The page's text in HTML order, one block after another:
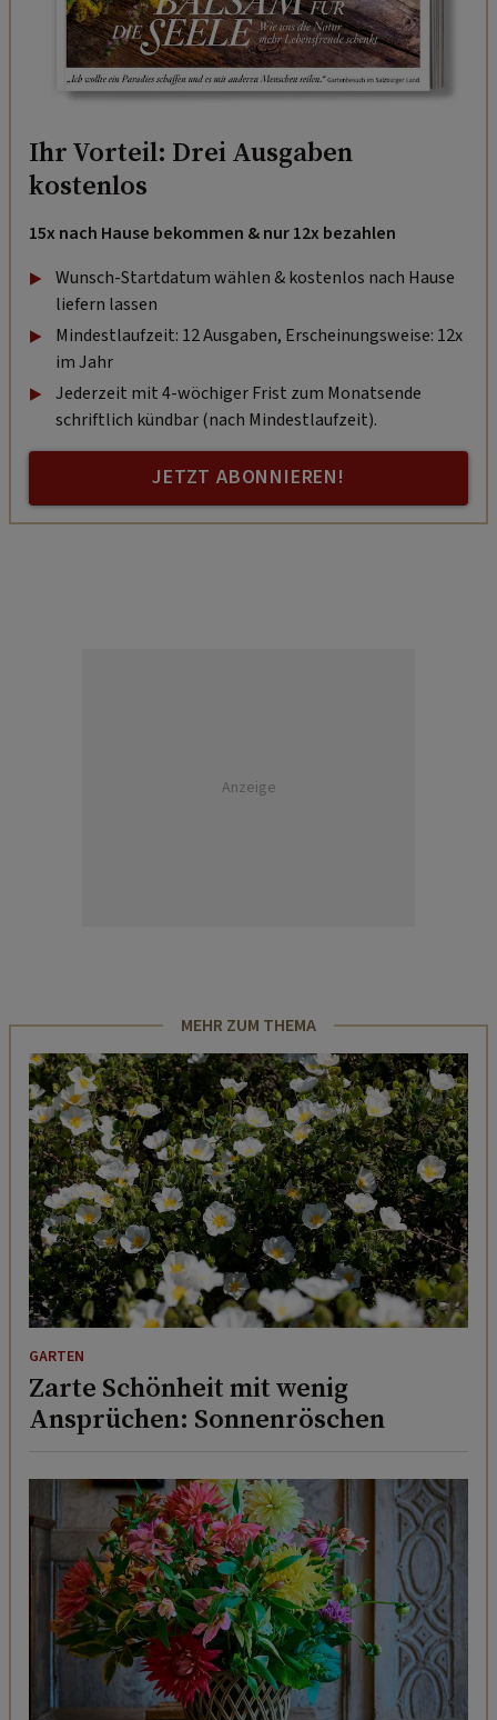
Ihr Vorteil: Drei Ausgaben
kostenlos
15x nach Hause bekommen & nur 12x bezahlen
Wunsch-Startdatum wählen & kostenlos nach Hause
liefern lassen
Mindestlaufzeit: 12 Ausgaben, Erscheinungsweise: 12x
im Jahr
Jederzeit mit 4-wöchiger Frist zum Monatsende
schriftlich kündbar (nach Mindestlaufzeit).
JETZT ABONNIEREN!
Anzeige
MEHR ZUM THEMA
GARTEN
Zarte Schönheit mit wenig
Ansprüchen: Sonnenröschen